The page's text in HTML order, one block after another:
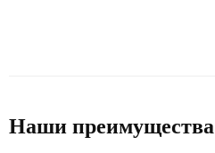
Наши преимущества